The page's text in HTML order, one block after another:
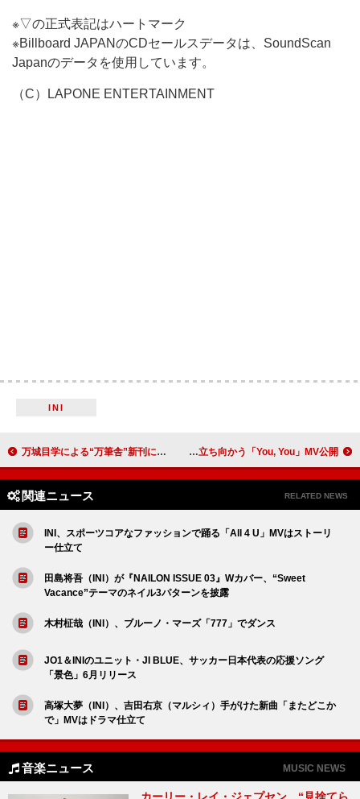
※▽の正式表記はハートマーク
※Billboard JAPANのCDセールスデータは、SoundScan
Japanのデータを使用しています。
（C）LAPONE ENTERTAINMENT
INI
万城目学による“万筆舎”新刊に真島昌利（ザ・クロマニヨンズ）が参加、自身初の小説を執筆 TWS、運命を阻む“星”に立ち向かう「You, You」MV公開
関連ニュース RELATED NEWS
INI、スポーツコアなファッションで踊る「All 4 U」MVはストーリ
ー仕立て
田島将吾（INI）が『NAILON ISSUE 03』Wカバー、“Sweet
Vacance”テーマのネイル3パターンを披露
木村柾哉（INI）、ブルーノ・マーズ「777」でダンス
JO1＆INIのユニット・JI BLUE、サッカー日本代表の応援ソング
「景色」6月リリース
高塚大夢（INI）、吉田右京（マルシィ）手がけた新曲「またどこか
で」MVはドラマ仕立て
音楽ニュース MUSIC NEWS